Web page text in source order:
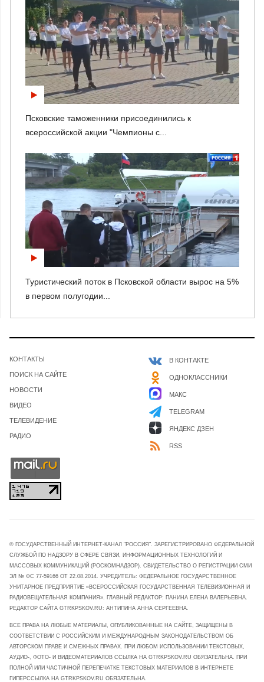
Псковские таможенники присоединились к
всероссийской акции "Чемпионы с...
Туристический поток в Псковской области вырос на 5%
в первом полугодии...
КОНТАКТЫ
ПОИСК НА САЙТЕ
НОВОСТИ
ВИДЕО
ТЕЛЕВИДЕНИЕ
РАДИО
В КОНТАКТЕ
ОДНОКЛАССНИКИ
МАКС
TELEGRAM
ЯНДЕКС ДЗЕН
RSS
© ГОСУДАРСТВЕННЫЙ ИНТЕРНЕТ-КАНАЛ "РОССИЯ". ЗАРЕГИСТРИРОВАНО ФЕДЕРАЛЬНОЙ
СЛУЖБОЙ ПО НАДЗОРУ В СФЕРЕ СВЯЗИ, ИНФОРМАЦИОННЫХ ТЕХНОЛОГИЙ И
МАССОВЫХ КОММУНИКАЦИЙ (РОСКОМНАДЗОР). СВИДЕТЕЛЬСТВО О РЕГИСТРАЦИИ СМИ
ЭЛ № ФС 77-59166 ОТ 22.08.2014. УЧРЕДИТЕЛЬ: ФЕДЕРАЛЬНОЕ ГОСУДАРСТВЕННОЕ
УНИТАРНОЕ ПРЕДПРИЯТИЕ «ВСЕРОССИЙСКАЯ ГОСУДАРСТВЕННАЯ ТЕЛЕВИЗИОННАЯ И
РАДИОВЕЩАТЕЛЬНАЯ КОМПАНИЯ». ГЛАВНЫЙ РЕДАКТОР: ПАНИНА ЕЛЕНА ВАЛЕРЬЕВНА.
РЕДАКТОР САЙТА GTRKPSKOV.RU: АНТИПИНА АННА СЕРГЕЕВНА.
ВСЕ ПРАВА НА ЛЮБЫЕ МАТЕРИАЛЫ, ОПУБЛИКОВАННЫЕ НА САЙТЕ, ЗАЩИЩЕНЫ В
СООТВЕТСТВИИ С РОССИЙСКИМ И МЕЖДУНАРОДНЫМ ЗАКОНОДАТЕЛЬСТВОМ ОБ
АВТОРСКОМ ПРАВЕ И СМЕЖНЫХ ПРАВАХ. ПРИ ЛЮБОМ ИСПОЛЬЗОВАНИИ ТЕКСТОВЫХ,
АУДИО-, ФОТО- И ВИДЕОМАТЕРИАЛОВ ССЫЛКА НА GTRKPSKOV.RU ОБЯЗАТЕЛЬНА. ПРИ
ПОЛНОЙ ИЛИ ЧАСТИЧНОЙ ПЕРЕПЕЧАТКЕ ТЕКСТОВЫХ МАТЕРИАЛОВ В ИНТЕРНЕТЕ
ГИПЕРССЫЛКА НА GTRKPSKOV.RU ОБЯЗАТЕЛЬНА.